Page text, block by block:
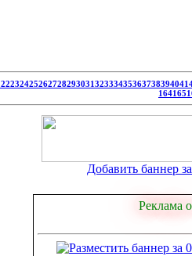
2223242526272829303132333435363738394041
164165
Добавить баннер
Реклама